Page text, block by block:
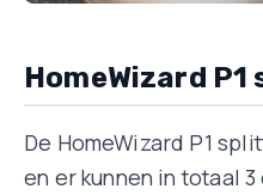
HomeWizard
De HomeWizard P1
en er kunnen in totaal